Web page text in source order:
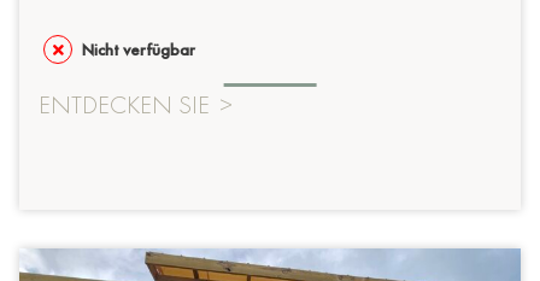
Nicht verfügbar
ENTDECKEN SIE >